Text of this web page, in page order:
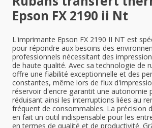
Epson FX 2190 ii Nt
L'imprimante Epson FX 2190 II NT est
pour répondre aux besoins des
professionnels nécessitant des
de haute qualité. Avec sa technologie de
offre une fiabilité exceptionnelle et des
constantes, même lors de flux
réservoir d'encre garantit une autonomie
réduisant ainsi les interruptions liées au
fréquent de consommables. La précision
en fait un outil indispensable pour les
en termes de qualité et de productivité.